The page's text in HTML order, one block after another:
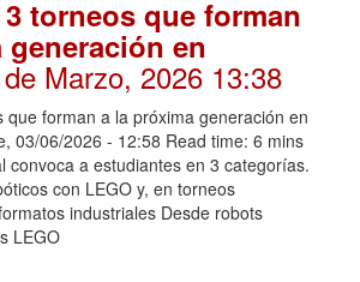
3 torneos que forman
en
Marzo, 2026 13:38
que forman a la próxima generación en
03/06/2026 - 12:58 Read time: 6 mins
convoca a estudiantes en 3 categorías.
con LEGO y, en torneos
industriales Desde robots
LEGO